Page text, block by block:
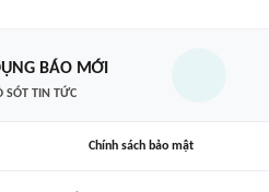
BÁO MỚI
SÓT TIN TỨC
Chính sách bảo mật